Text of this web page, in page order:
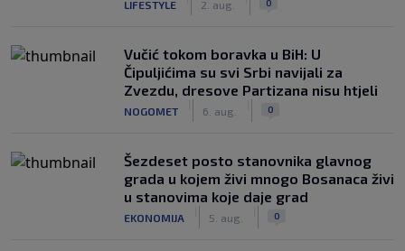
LIFESTYLE 2. aug. 0
Vučić tokom boravka u BiH: U
Čipuljićima su svi Srbi navijali za
Zvezdu, dresove Partizana nisu htjeli
NOGOMET 6. aug. 0
Šezdeset posto stanovnika glavnog
grada u kojem živi mnogo Bosanaca živi
u stanovima koje daje grad
EKONOMIJA 5. aug. 0